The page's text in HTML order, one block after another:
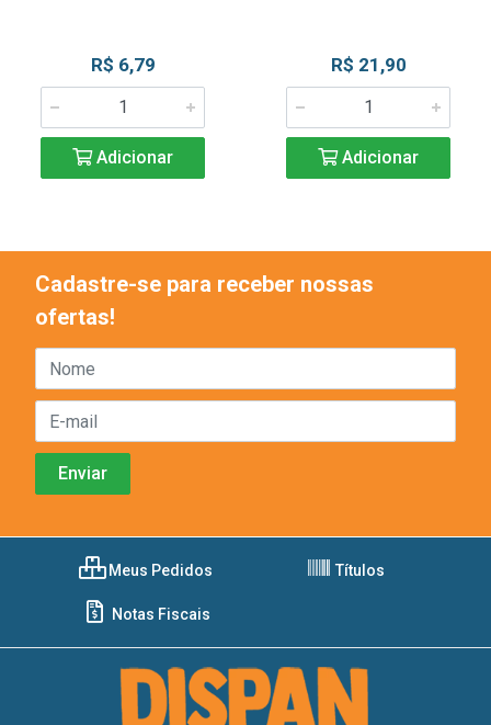
R$ 6,79
Adicionar
R$ 21,90
Adicionar
Cadastre-se para receber nossas
ofertas!
Meus Pedidos Títulos
Notas Fiscais